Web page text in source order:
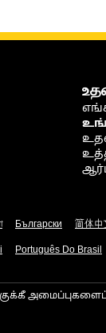
Български 简体中
Português Do Brasil
குக்கீ அமைப்புகளைப்